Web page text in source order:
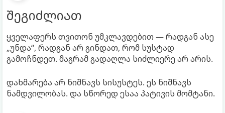
შეგიძლიათ
ყველაფერს თვითონ უმკლავდებით — რადგან ასე
„უნდა“, რადგან არ გინდათ, რომ სუსტად
გამოჩნდეთ. მაგრამ გადაღლა სიძლიერე არ არის.
დახმარება არ ნიშნავს სისუსტეს. ეს ნიშნავს
ნამდვილობას. და სწორედ ესაა პატივის მომტანი.